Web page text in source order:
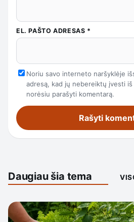
EL. PAŠTO ADRESAS *
Noriu savo interneto naršyklėje
adresą, kad jų nebereiktų įvesti
norėsiu parašyti komentarą.
Daugiau šia tema